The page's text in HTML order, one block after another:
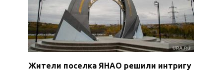
Жители поселка ЯНАО решили интригу